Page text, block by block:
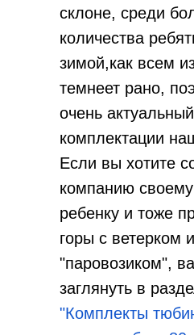
склонe, среди
количества
зимой,как всем
темнеет рано,
очень
комплектации
Если вы хотите
компанию
ребенку и тоже
горы с ветерком
"паровозиком",
заглянуть в
"Комплекты